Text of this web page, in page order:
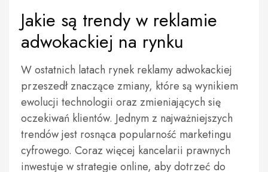
Jakie są trendy w reklamie
adwokackiej na rynku
W ostatnich latach rynek reklamy adwokackiej
przeszedł znaczące zmiany, które są wynikiem
ewolucji technologii oraz zmieniających się
oczekiwań klientów. Jednym z najważniejszych
trendów jest rosnąca popularność marketingu
cyfrowego. Coraz więcej kancelarii prawnych
inwestuje w strategie online, aby dotrzeć do